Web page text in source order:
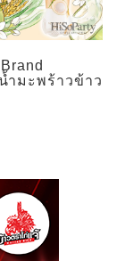
ำมะพร้าวข้าว